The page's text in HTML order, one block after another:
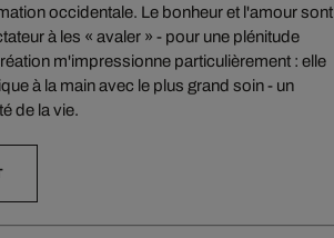
occidentale. Le bonheur et l'amour sont
à les « avaler » - pour une plénitude
m'impressionne particulièrement : elle
à la main avec le plus grand soin - un
de la vie.